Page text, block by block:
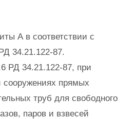
А в соответствии с
34.21.122-87.
РД 34.21.122-87, при
сооружениях прямых
труб для свободного
паров и взвесей